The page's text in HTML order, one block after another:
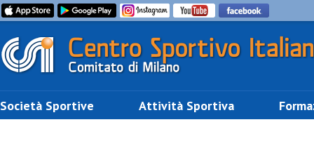
Società Sportive Attività Sportiva